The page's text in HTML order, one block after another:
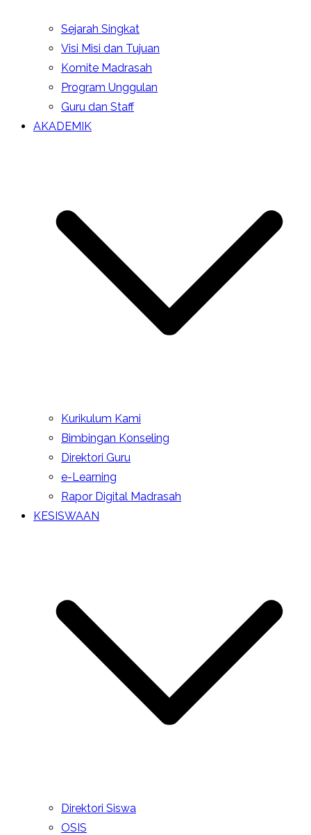
Sejarah Singkat
Visi Misi dan Tujuan
Komite Madrasah
Program Unggulan
Guru dan Staff
AKADEMIK
Kurikulum Kami
Bimbingan Konseling
Direktori Guru
e-Learning
Rapor Digital Madrasah
KESISWAAN
Direktori Siswa
OSIS